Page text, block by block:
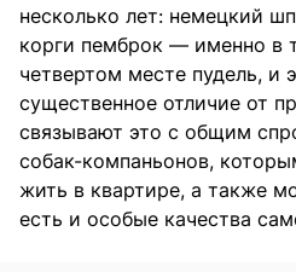
несколько лет: немецкий
корги пемброк — именно в
четвертом месте пудель, и
существенное отличие от
связывают это с общим
собак-компаньонов,
жить в квартире, а также
есть и особые качества